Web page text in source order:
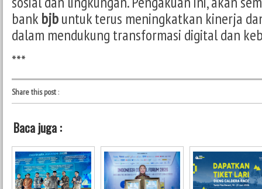
bankbjbuntuk terus meningkatkan kinerja
dalam mendukung transformasi digital dan
***
Share this post:
Baca juga :